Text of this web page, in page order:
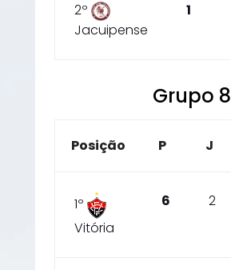
2º
Jacuipense
1
Grupo 8
Posição P J
1º
Vitória
6 2